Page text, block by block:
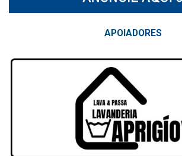
APOIADORES